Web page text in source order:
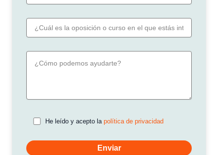
He leído y acepto la política de privacidad